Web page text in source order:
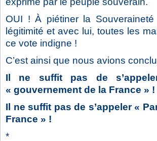
OUI ! À piétiner la
légitimité et avec lui, toutes les
ce vote indigne !
C’est ainsi que nous avions
Il ne suffit pas de
« gouvernement de la France » !
Il ne suffit pas de s’appeler «
France » !
*